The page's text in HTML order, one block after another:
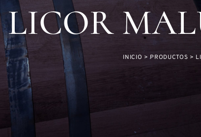
LICOR
INICIO >PRODUCTOS >